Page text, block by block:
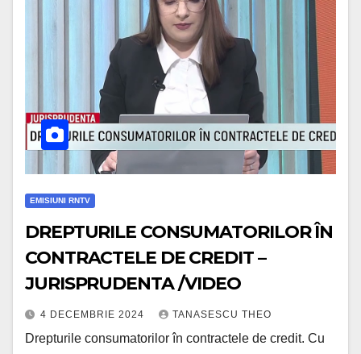
EMISIUNI RNTV
DREPTURILE CONSUMATORILOR ÎN
CONTRACTELE DE CREDIT –
JURISPRUDENTA /VIDEO
4 DECEMBRIE 2024 TANASESCU THEO
Drepturile consumatorilor în contractele de credit. Cu